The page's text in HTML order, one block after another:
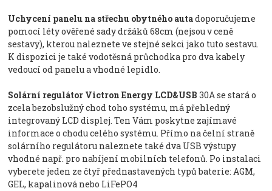
Uchycení panelu na střechu obytného autadoporučujeme
pomocí léty ověřené sady držáků 68cm (nejsou v ceně
sestavy), kterou naleznete ve stejné sekci jako tuto sestavu.
K dispozici je také vodotěsná průchodka pro dva kabely
vedoucí od panelu a vhodné lepidlo.
Solární regulátor Victron Energy LCD&USB 30A se stará o
zcela bezobslužný chod toho systému, má přehledný
integrovaný LCD displej. Ten Vám poskytne zajímavé
informace o chodu celého systému. Přímo na čelní straně
solárního regulátoru naleznete také dva USB výstupy
vhodné např. pro nabíjení mobilních telefonů. Po instalaci
vyberete jeden ze čtyř přednastavených typů baterie: AGM,
GEL, kapalinová nebo LiFePO4